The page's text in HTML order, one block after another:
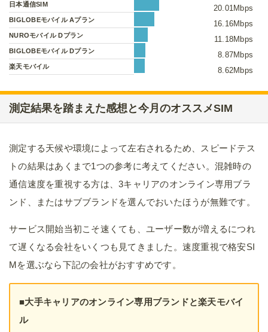
日本通信SIM 20.01Mbps
BIGLOBEモバイル Aプラン 16.16Mbps
NUROモバイル Dプラン 11.18Mbps
BIGLOBEモバイル Dプラン 8.87Mbps
楽天モバイル 8.62Mbps
測定結果を踏まえた感想と今月のオススメSIM
測定する天候や環境によって左右されるため、スピードテス
トの結果はあくまで1つの参考に考えてください。混雑時の
通信速度を重視する方は、3キャリアのオンライン専用ブラ
ンド、またはサブブランドを選んでおいたほうが無難です。
サービス開始当初こそ速くても、ユーザー数が増えるにつれ
て遅くなる会社をいくつも見てきました。速度重視で格安SI
Mを選ぶなら下記の会社がおすすめです。
■大手キャリアのオンライン専用ブランドと楽天モバイ
ル